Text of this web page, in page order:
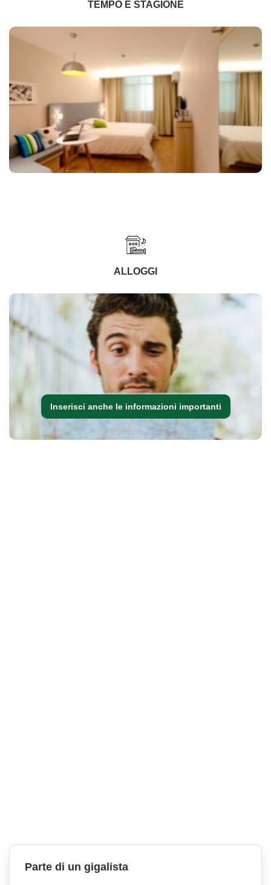
TEMPO E STAGIONE
ALLOGGI
Inserisci anche le informazioni importanti
Parte di un gigalista